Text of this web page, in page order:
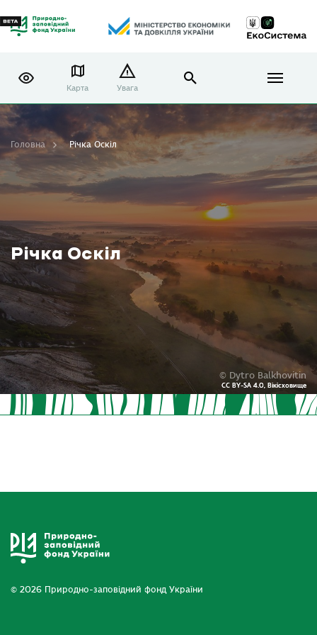
Карта Увага
Річка Оскіл
Головна Річка Оскіл
CC BY-SA 4.0, Вікісховище
© Dytro Balkhovitin
CC BY-SA 4.0, Вікісховище
© 2026 Природно-заповідний фонд України